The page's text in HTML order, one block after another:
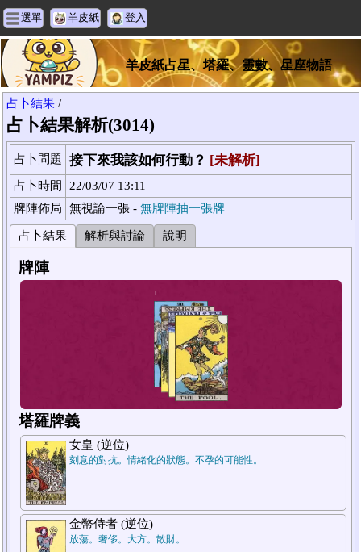
選單 羊皮紙 登入
羊皮紙占星、塔羅、靈數、星座物語
占卜結果 /
占卜結果解析(3014)
占卜問題 接下來我該如何行動？ [未解析]
占卜時間
22/03/07 13:11
牌陣佈局
無視論一張 - 無牌陣抽一張牌
占卜結果 解析與討論 說明
牌陣
1
塔羅牌義
女皇 (逆位)
刻意的對抗。情緒化的狀態。不孕的可能性。
金幣侍者 (逆位)
放蕩。奢侈。大方。散財。